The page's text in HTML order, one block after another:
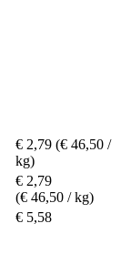
€ 2,79 (€ 46,50 /
kg)
€ 2,79
(€ 46,50 / kg)
€ 5,58